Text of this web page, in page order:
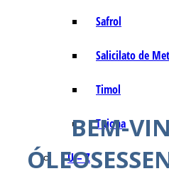
Safrol
Salicilato de
Timol
Tujona
U – Z
BEM-